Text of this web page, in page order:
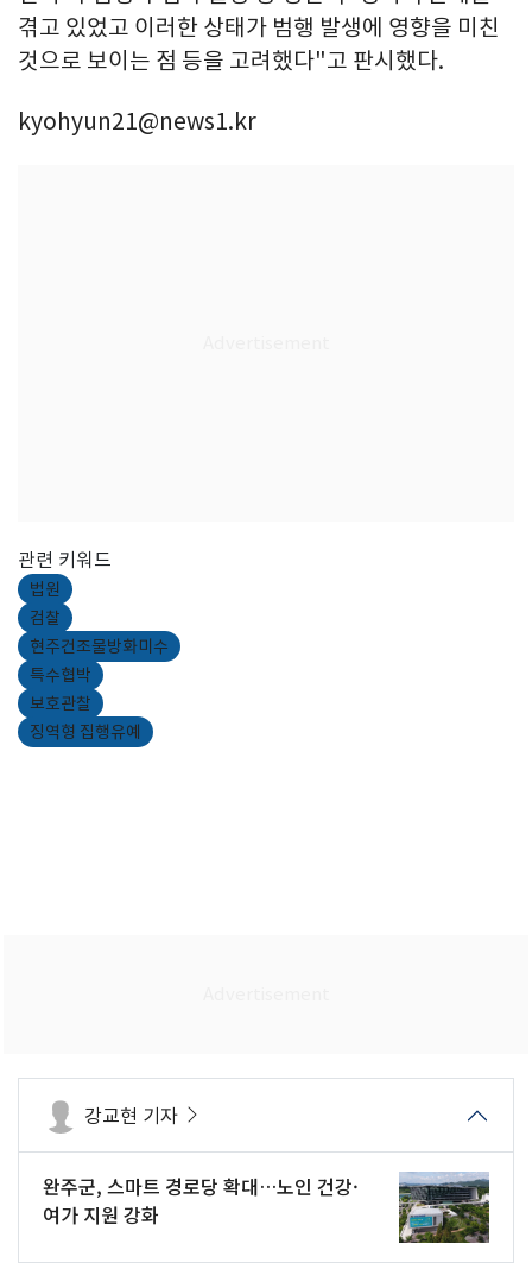
겪고 있었고 이러한 상태가 범행 발생에 영향을 미친
것으로 보이는 점 등을 고려했다"고 판시했다.
kyohyun21@news1.kr
관련 키워드
법원
검찰
현주건조물방화미수
특수협박
보호관찰
징역형 집행유예
강교현 기자
완주군, 스마트 경로당 확대…노인 건강·
여가 지원 강화